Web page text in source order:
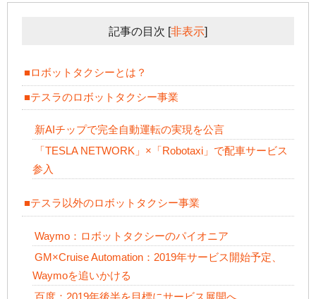
記事の目次 [非表示]
■ロボットタクシーとは？
■テスラのロボットタクシー事業
新AIチップで完全自動運転の実現を公言
「TESLA NETWORK」×「Robotaxi」で配車サービス
参入
■テスラ以外のロボットタクシー事業
Waymo：ロボットタクシーのパイオニア
GM×Cruise Automation：2019年サービス開始予定、
Waymoを追いかける
百度：2019年後半を目標にサービス展開へ